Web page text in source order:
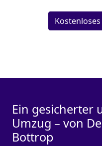
Ein gesicherter
Umzug – von
Bottrop